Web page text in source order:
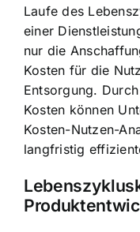
Laufe des
einer
nur die
Kosten für die
Entsorgung.
Kosten können
Kosten-Nutzen-
langfristig